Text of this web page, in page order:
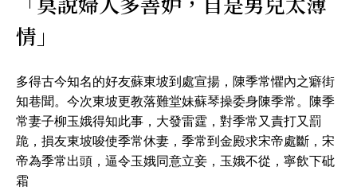
情」
多得古今知名的好友蘇東坡到處宣揚，陳季常懼內之癖街
知巷聞。今次東坡更教落難堂妹蘇琴操委身陳季常。陳季
常妻子柳玉娥得知此事，大發雷霆，對季常又責打又罰
跪，損友東坡唆使季常休妻，季常到金殿求宋帝處斷，宋
帝為季常出頭，逼令玉娥同意立妾，玉娥不從，寧飲下砒
霜